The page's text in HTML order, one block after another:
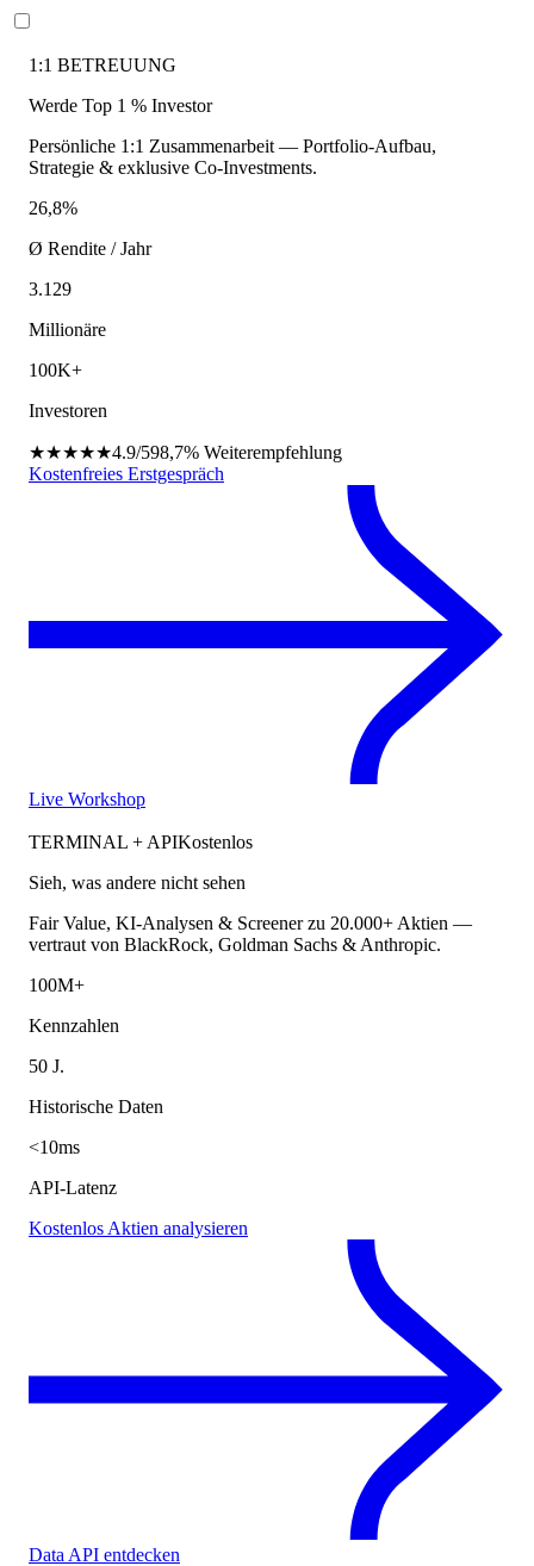
1:1 BETREUUNG
Werde Top 1 % Investor
Persönliche 1:1 Zusammenarbeit — Portfolio-Aufbau,
Strategie & exklusive Co-Investments.
26,8%
Ø Rendite / Jahr
3.129
Millionäre
100K+
Investoren
★★★★★4.9/598,7% Weiterempfehlung
Kostenfreies Erstgespräch
Live Workshop
TERMINAL + APIKostenlos
Sieh, was andere nicht sehen
Fair Value, KI-Analysen & Screener zu 20.000+ Aktien —
vertraut von BlackRock, Goldman Sachs & Anthropic.
100M+
Kennzahlen
50 J.
Historische Daten
<10ms
API-Latenz
Kostenlos Aktien analysieren
Data API entdecken